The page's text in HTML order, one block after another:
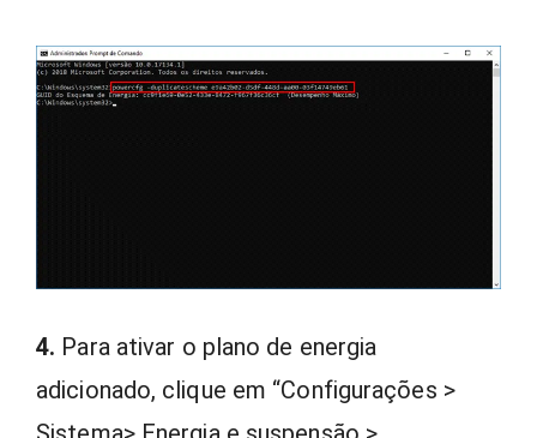
4. Para ativar o plano de energia
adicionado, clique em “Configurações >